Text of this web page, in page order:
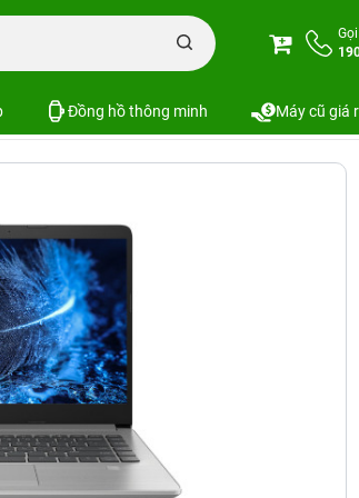
Đồng hồ thông minh Máy cũ giá
HP 240 G9 (Intel Core i5-1235U, 8GB | 512GB, 14.0", FHD)
8GB | 512GB, 14.0", FHD)